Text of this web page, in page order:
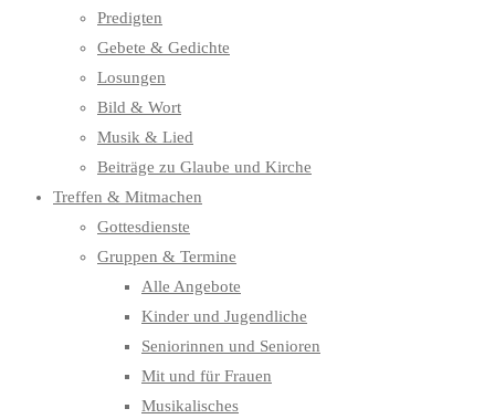
Predigten
Gebete & Gedichte
Losungen
Bild & Wort
Musik & Lied
Beiträge zu Glaube und Kirche
Treffen & Mitmachen
Gottesdienste
Gruppen & Termine
Alle Angebote
Kinder und Jugendliche
Seniorinnen und Senioren
Mit und für Frauen
Musikalisches